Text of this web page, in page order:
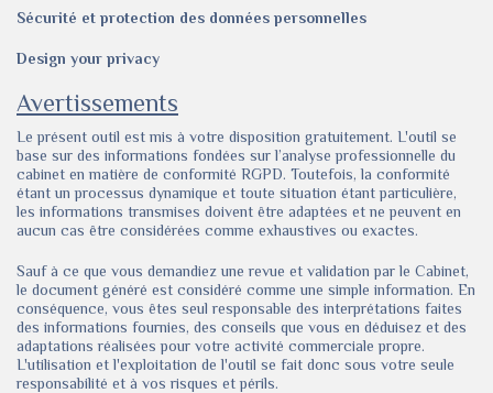
Sécurité et protection des données personnelles
Design your privacy
Avertissements
Le présent outil est mis à votre disposition gratuitement. L'outil se
base sur des informations fondées sur l’analyse professionnelle du
cabinet en matière de conformité RGPD. Toutefois, la conformité
étant un processus dynamique et toute situation étant particulière,
les informations transmises doivent être adaptées et ne peuvent en
aucun cas être considérées comme exhaustives ou exactes.
Sauf à ce que vous demandiez une revue et validation par le Cabinet,
le document généré est considéré comme une simple information. En
conséquence, vous êtes seul responsable des interprétations faites
des informations fournies, des conseils que vous en déduisez et des
adaptations réalisées pour votre activité commerciale propre.
L'utilisation et l'exploitation de l'outil se fait donc sous votre seule
responsabilité et à vos risques et périls.